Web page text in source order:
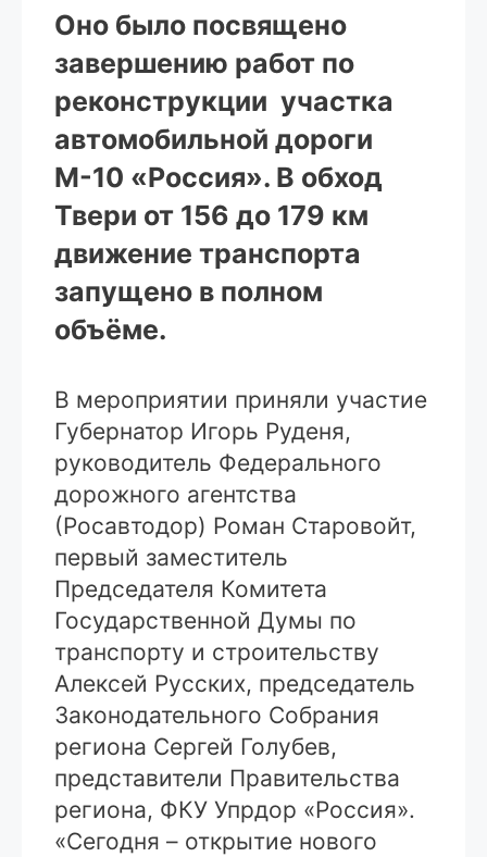
Оно было посвящено
завершению работ по
реконструкции участка
автомобильной дороги
М-10 «Россия». В обход
Твери от 156 до 179 км
движение транспорта
запущено в полном
объёме.
В мероприятии приняли участие
Губернатор Игорь Руденя,
руководитель Федерального
дорожного агентства
(Росавтодор) Роман Старовойт,
первый заместитель
Председателя Комитета
Государственной Думы по
транспорту и строительству
Алексей Русских, председатель
Законодательного Собрания
региона Сергей Голубев,
представители Правительства
региона, ФКУ Упрдор «Россия».
«Сегодня – открытие нового